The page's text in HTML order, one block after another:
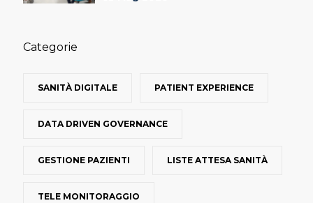
Categorie
SANITÀ DIGITALE PATIENT EXPERIENCE
DATA DRIVEN GOVERNANCE
GESTIONE PAZIENTI LISTE ATTESA SANITÀ
TELE MONITORAGGIO